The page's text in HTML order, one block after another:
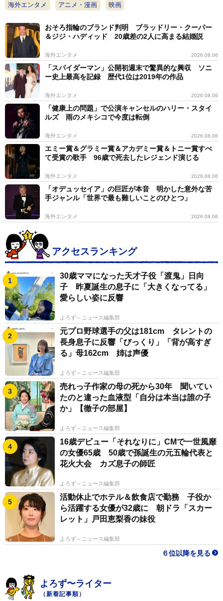
海外エンタメ アニメ・漫画 映画
おそろ指輪のブランド判明 ブラッドリー・クーパー
＆ジジ・ハディッド 20歳差の2人に高まる結婚説
海外エンタメ 2026.08.06
「スパイダーマン」公開初週末で驚異的な興収 ソニ
ー史上最高を記録 歴代1位は2019年の作品
海外エンタメ 2026.08.06
「健康上の問題」で公演キャンセルのハリー・スタイ
ルズ 雨のメキシコで今度は転倒
海外エンタメ 2026.08.06
エミー賞＆グラミー賞＆アカデミー賞＆トニー賞すべ
て受賞の歌手 96歳で死去したレジェンド演じる
海外エンタメ 2026.08.06
「オデュッセイア」の巨匠が本音 明かした意外な苦
手ジャンル「世界で最も難しいことのひとつ」
海外エンタメ 2026.08.06
アクセスランキング
30歳ママになった天才子役「渡鬼」日向
子 昨夏誕生の息子に「大きくなってる」
愛らしい姿に反響
よろず～ニュース編集部
元プロ野球選手の父は181cm タレントの
長身息子に反響「びっくり」「背が高すぎ
る」母162cm 姉は声優
よろず～ニュース編集部
売れっ子作家の母の死から30年 聞いてい
たのと違った血液型「自分は本当は誰の子
か」【徹子の部屋】
よろず～ニュース編集部
16歳デビュー「それなりに」CMで一世風靡
の女優65歳 50歳で孫誕生の元五輪代表と
花火大会 カズ息子の師匠
よろず～ニュース編集部
活動休止でホテル＆飲食店で勤務 子役か
ら活躍する女優が32歳に 朝ドラ「スカー
レット」戸田恵梨香の妹役
よろず～ニュース編集部
６位以降を見る
よろず〜ライター
（新着記事順）